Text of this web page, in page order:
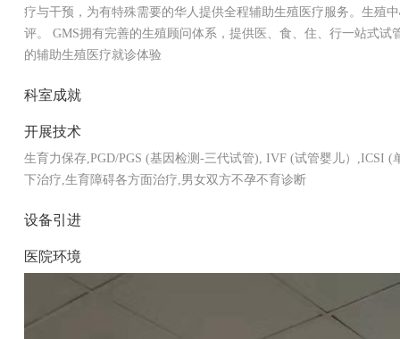
疗与干预，为有特殊需要的华人提供全程辅助生殖医疗服务。生殖
评。 GMS拥有完善的生殖顾问体系，提供医、食、住、行一站式
的辅助生殖医疗就诊体验
科室成就
开展技术
生育力保存,PGD/PGS (基因检测-三代试管), IVF (试管婴儿）,ICSI
下治疗,生育障碍各方面治疗,男女双方不孕不育诊断
设备引进
医院环境